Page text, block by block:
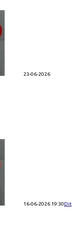
23-06-2026
16-06-2026 19:30Dit